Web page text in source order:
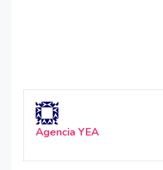
Agencia YEA